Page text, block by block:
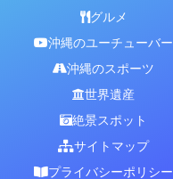
グルメ
沖縄のユーチューバー
沖縄のスポーツ
世界遺産
絶景スポット
サイトマップ
プライバシーポリシー